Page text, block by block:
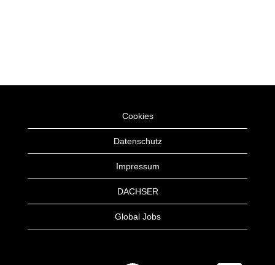
Cookies
Datenschutz
Impressum
DACHSER
Global Jobs